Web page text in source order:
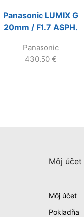
Panasonic LUMIX G
20mm / F1.7 ASPH.
Panasonic
430.50€
Môj účet
Môj účet
Pokladňa